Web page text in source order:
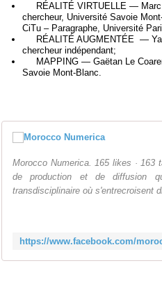
RÉALITÉ VIRTUELLE — Marc
chercheur, Université Savoie
CiTu – Paragraphe, Université
RÉALITÉ AUGMENTÉE —
chercheur indépendant;
MAPPING — Gaëtan Le
Savoie Mont-Blanc.
Morocco Numerica. 165 likes · 163
de production et de diffusion
transdisciplinaire où s'entrecroisent